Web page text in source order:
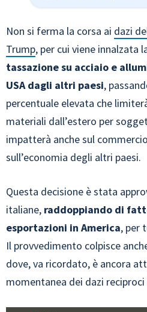
Non si ferma la corsa ai dazi
Trump, per cui viene innalzata
tassazione su acciaio e
USA dagli altri paesi,
percentuale elevata che
materiali dall’estero per
impatterà anche sul
sull’economia degli altri paesi.
Questa decisione è stata
italiane, raddoppiando di
esportazioni in America, per
Il provvedimento colpisce
dove, va ricordato, è ancora
momentanea dei dazi